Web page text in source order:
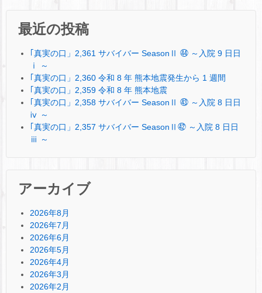
最近の投稿
｢真実の口」2,361 サバイバー SeasonⅡ ㊹ ～入院 9 日日
ⅰ ～
｢真実の口」2,360 令和 8 年 熊本地震発生から 1 週間
｢真実の口」2,359 令和 8 年 熊本地震
｢真実の口」2,358 サバイバー SeasonⅡ ㊸ ～入院 8 日日
ⅳ ～
｢真実の口」2,357 サバイバー SeasonⅡ㊷ ～入院 8 日日
ⅲ ～
アーカイブ
2026年8月
2026年7月
2026年6月
2026年5月
2026年4月
2026年3月
2026年2月